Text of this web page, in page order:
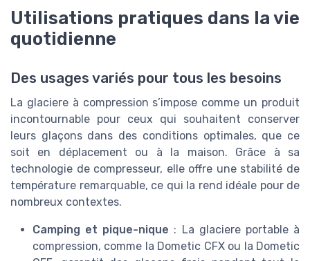
Utilisations pratiques dans la vie
quotidienne
Des usages variés pour tous les besoins
La glaciere à compression s’impose comme un produit
incontournable pour ceux qui souhaitent conserver
leurs glaçons dans des conditions optimales, que ce
soit en déplacement ou à la maison. Grâce à sa
technologie de compresseur, elle offre une stabilité de
température remarquable, ce qui la rend idéale pour de
nombreux contextes.
Camping et pique-nique : La glaciere portable à
compression, comme la Dometic CFX ou la Dometic